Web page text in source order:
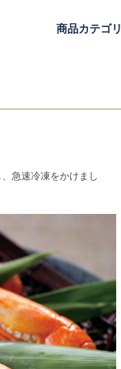
商品カテゴリ
急速冷凍をかけまし